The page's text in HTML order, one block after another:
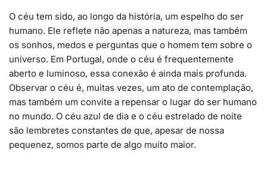
O céu tem sido, ao longo da história, um espelho do ser
humano. Ele reflete não apenas a natureza, mas também
os sonhos, medos e perguntas que o homem tem sobre o
universo. Em Portugal, onde o céu é frequentemente
aberto e luminoso, essa conexão é ainda mais profunda.
Observar o céu é, muitas vezes, um ato de contemplação,
mas também um convite a repensar o lugar do ser humano
no mundo. O céu azul de dia e o céu estrelado de noite
são lembretes constantes de que, apesar de nossa
pequenez, somos parte de algo muito maior.